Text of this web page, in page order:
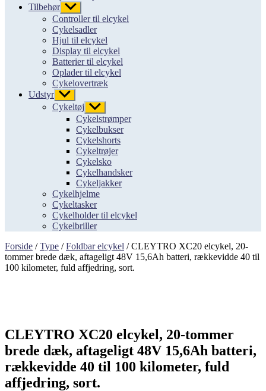
Tilbehør Vis
undermenu
Controller til elcykel
Cykelsadler
Hjul til elcykel
Display til elcykel
Batterier til elcykel
Oplader til elcykel
Cykelovertræk
Udstyr Vis
undermenu
Cykeltøj Vis
undermenu
Cykelstrømper
Cykelbukser
Cykelshorts
Cykeltrøjer
Cykelsko
Cykelhandsker
Cykeljakker
Cykelhjelme
Cykeltasker
Cykelholder til elcykel
Cykelbriller
Forside /Type /Foldbar elcykel / CLEYTRO XC20 elcykel, 20-
tommer brede dæk, aftageligt 48V 15,6Ah batteri, rækkevidde 40 til
100 kilometer, fuld affjedring, sort.
CLEYTRO XC20 elcykel, 20-tommer
brede dæk, aftageligt 48V 15,6Ah batteri,
rækkevidde 40 til 100 kilometer, fuld
affjedring, sort.